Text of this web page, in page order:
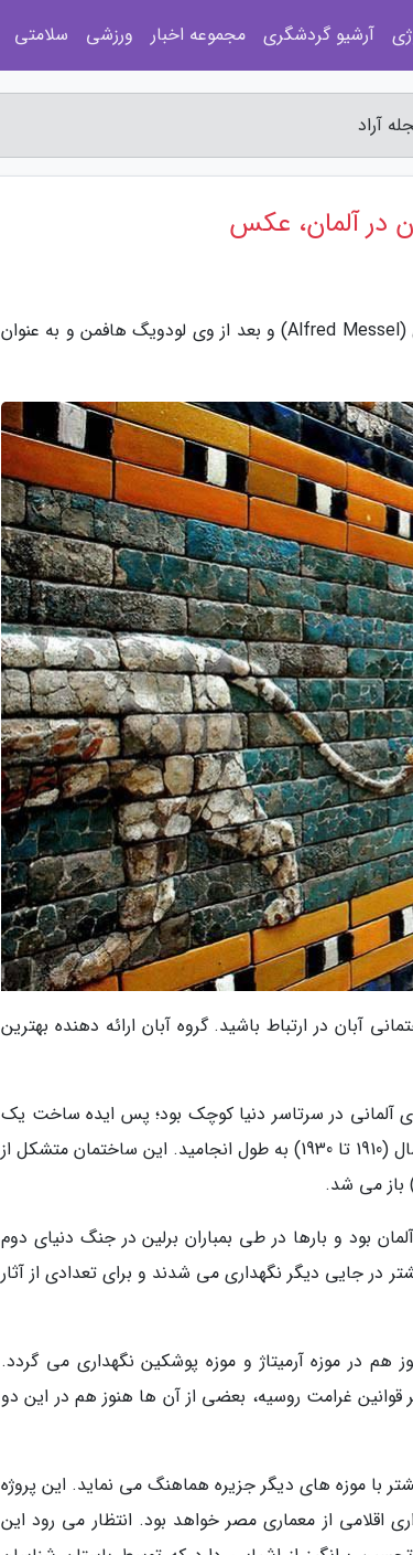
آراد
در آلمان، عکس
به گزارش مجله آراد، موزه پرگامون در کشور آلمان توسط آلفرد مسل (Alfred Messel) و بعد از وی لودویگ هافمن و به عنوان
آبان در ارتباط باشید. گروه آبان ارائه دهنده بهترین
آلمانی در سرتاسر دنیا کوچک بود؛ پس ایده ساخت یک
موزه جدید در حوالی سال 1907 شکل گرفت و تکمیل آن حدود 20 سال (1910 تا 1930) به طول انجامید. این ساختمان متشکل از
بود و بارها در طی بمباران برلین در جنگ دنیای دوم
جایی دیگر نگهداری می شدند و برای تعدادی از آثار
هم در موزه آرمیتاژ و موزه پوشکین نگهداری می گردد.
شدند اما به خاطر قوانین غرامت روسیه، بعضی از آن ها هنوز هم در این دو
بیشتر با موزه های دیگر جزیره هماهنگ می نماید. این پروژه
اقلامی از معماری مصر خواهد بود. انتظار می رود این
آرشیو گردشگری مجموعه اخبار ورزشی سلامتی